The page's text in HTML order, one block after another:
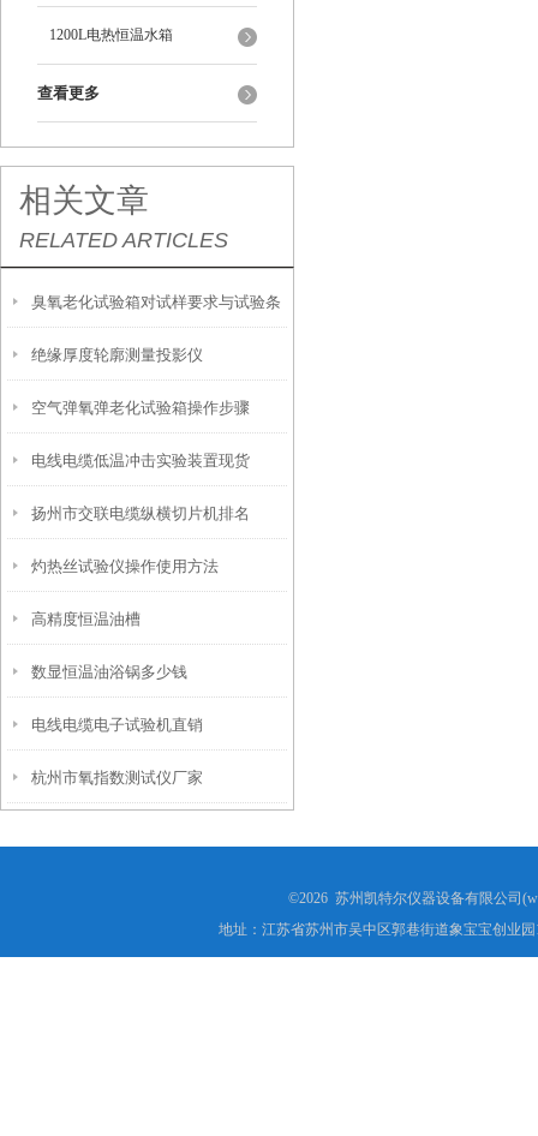
1200L电热恒温水箱
查看更多
相关文章
RELATED ARTICLES
臭氧老化试验箱对试样要求与试验条
件有哪些？
绝缘厚度轮廓测量投影仪
空气弹氧弹老化试验箱操作步骤
电线电缆低温冲击实验装置现货
扬州市交联电缆纵横切片机排名
灼热丝试验仪操作使用方法
高精度恒温油槽
数显恒温油浴锅多少钱
电线电缆电子试验机直销
杭州市氧指数测试仪厂家
©2026 苏州凯特尔仪器设备有限公司
地址：江苏省苏州市吴中区郭巷街道象宝宝创业